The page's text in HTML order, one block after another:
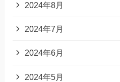
2024年8月
2024年7月
2024年6月
2024年5月